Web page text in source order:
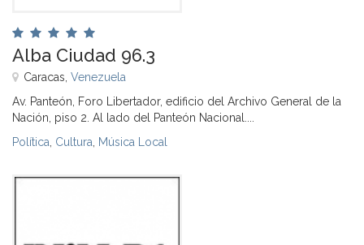
Alba Ciudad 96.3
Caracas, Venezuela
Av. Panteón, Foro Libertador, edificio del Archivo General de la
Nación, piso 2. Al lado del Panteón Nacional....
Política Cultura Música Local